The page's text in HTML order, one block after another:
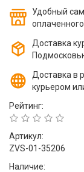
Удобный
Доставка
Доставка в
курьером
Рейтинг:
Артикул:
ZVS-01-35206
Наличие: